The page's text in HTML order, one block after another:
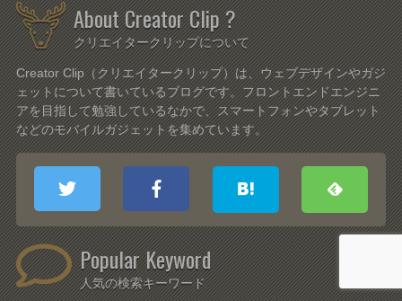
About Creator Clip ?
クリエイタークリップについて
Creator Clip（クリエイタークリップ）は、ウェブデザインやガジ
ェットについて書いているブログです。フロントエンドエンジニ
アを目指して勉強しているなかで、スマートフォンやタブレット
などのモバイルガジェットを集めています。
Popular Keyword
人気の検索キーワード